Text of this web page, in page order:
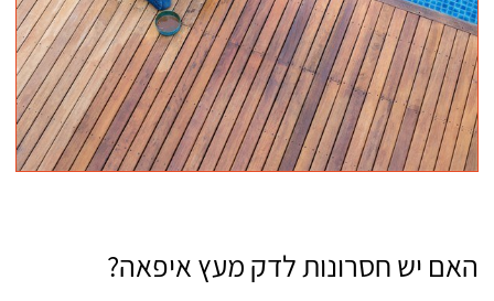
האם יש חסרונות לדק מעץ איפאה?